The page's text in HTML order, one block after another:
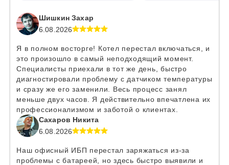
Шишкин Захар
6.08.2026
Я в полном восторге! Котел перестал включаться, и
это произошло в самый неподходящий момент.
Специалисты приехали в тот же день, быстро
диагностировали проблему с датчиком температуры
и сразу же его заменили. Весь процесс занял
меньше двух часов. Я действительно впечатлена их
профессионализмом и заботой о клиентах.
Сахаров Никита
6.08.2026
Наш офисный ИБП перестал заряжаться из-за
проблемы с батареей, но здесь быстро выявили и